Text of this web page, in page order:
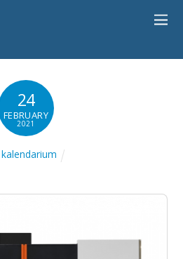
24
FEBRUARY
2021
kalendarium